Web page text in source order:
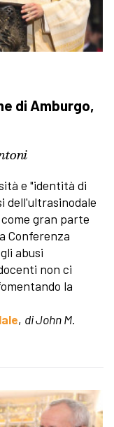
di Amburgo,
e "identità di
dell'ultrasinodale
gran parte
Conferenza
abusi
non ci
la
, di John M.